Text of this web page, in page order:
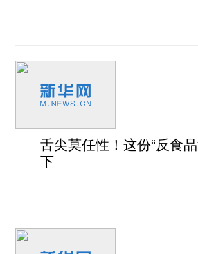
舌尖莫任性！这份“反食
下